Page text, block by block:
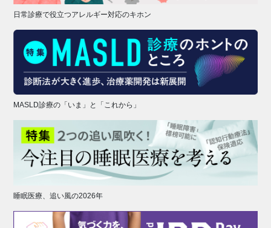
日常診療で役立つアレルギー対応のキホン
MASLD診療の「いま」と「これから」
睡眠医療、追い風の2026年